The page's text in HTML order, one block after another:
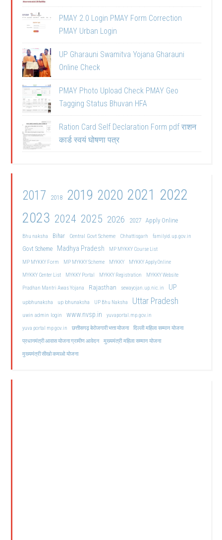
PMAY 2.0 Login PMAY Form Correction
PMAY Urban Login
UP Gharauni Swamitva Yojana Gharauni
Online Check
PMAY Photo Upload Check PMAY Geo
Tagging Status Bhuvan HFA
Ration Card Self Declaration Form pdf राशन
कार्ड स्वयं घोषणा पत्र
2017 2018 2019 2020 2021 2022
2023 2024 2025 2026 2027 Apply Online
Bhu naksha Bihar Central Govt Scheme Chhattisgarh familyid.up.gov.in
Govt Scheme Madhya Pradesh
MP MYKKY Course List
MP MYKKY Form
MP MYKKY Scheme MYKKY
MYKKY Apply Online
MYKKY Center List
MYKKY Portal MYKKY Registration
MYKKY Website
Pradhan Mantri Awas Yojana
Rajasthan sewayojan.up.nic.in UP
upbhunaksha up bhunaksha UP Bhu Naksha Uttar Pradesh
uwin admin login www.nvsp.in
yuvaportal.mp.gov.in
yuva portal mp gov.in
छत्तीसगढ़ बेरोजगारी भत्ता योजना दिल्ली महिला सम्मान योजना
प्रधानमंत्री आवास योजना ग्रामीण आवेदन मुख्यमंत्री महिला सम्मान योजना
मुख्यमंत्री सीखो कमाओ योजना